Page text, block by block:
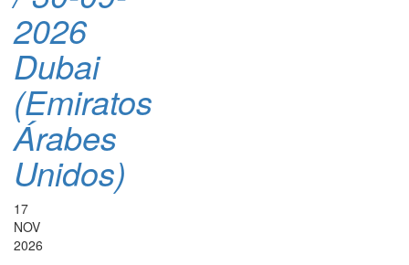
2026
Dubai
(Emiratos
Árabes
Unidos)
17
NOV
2026